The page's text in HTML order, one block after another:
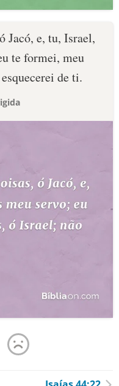
Jacó, e, tu, Israel,
te formei, meu
de ti.